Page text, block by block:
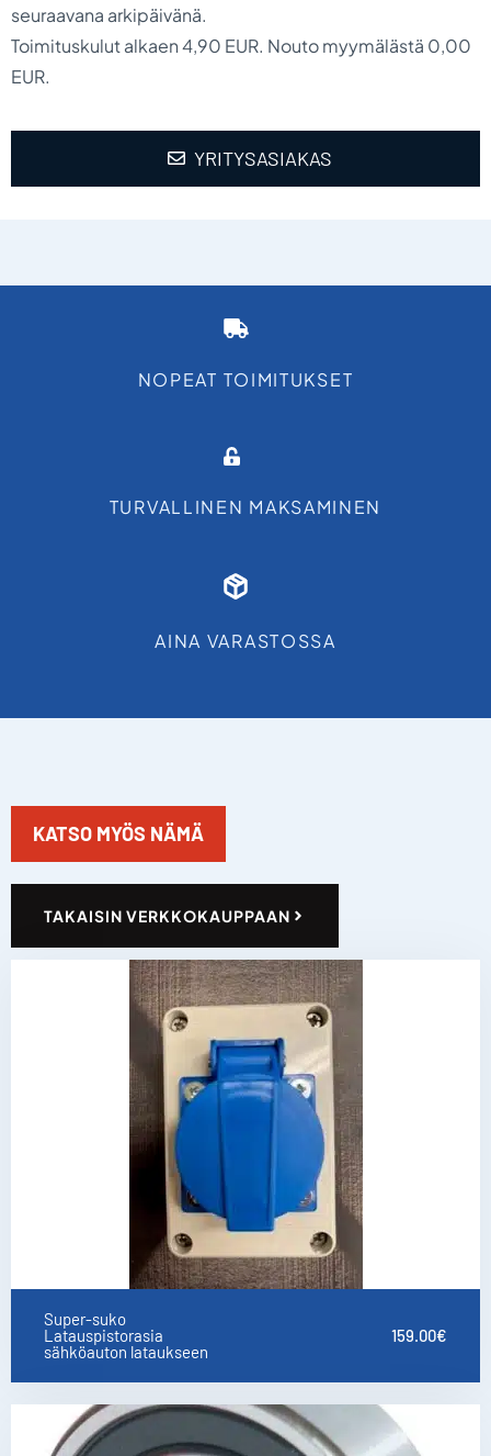
seuraavana arkipäivänä.
Toimituskulut alkaen 4,90 EUR. Nouto myymälästä 0,00
EUR.
YRITYSASIAKAS
NOPEAT TOIMITUKSET
TURVALLINEN MAKSAMINEN
AINA VARASTOSSA
KATSO MYÖS NÄMÄ
TAKAISIN VERKKOKAUPPAAN
Super-suko
Latauspistorasia
sähköauton lataukseen
159.00€